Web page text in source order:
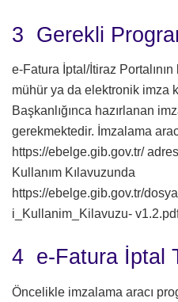
3 Gerekli
e-Fatura İptal/İtiraz
mühür ya da elektronik imza
Başkanlığınca hazırlanan
gerekmektedir. İmzalama
https://ebelge.gib.gov.tr/
Kullanım Kılavuzunda
https://ebelge.gib.gov.tr/
i_Kullanim_Kilavuzu- v1.2.pdf
4 e-Fatura İptal
Öncelikle imzalama aracı